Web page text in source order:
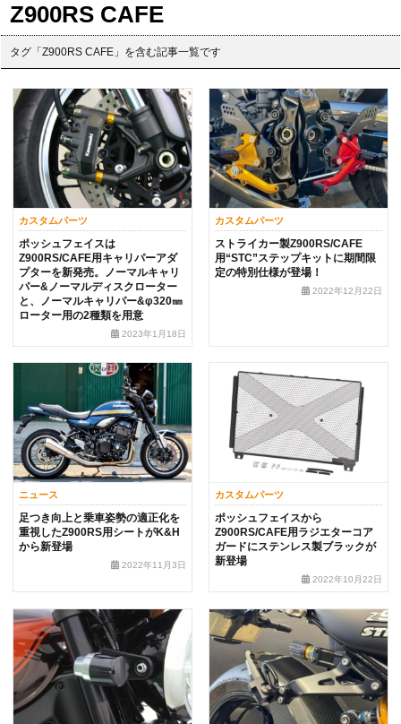
Z900RS CAFE
タグ「Z900RS CAFE」を含む記事一覧です
カスタムパーツ
ポッシュフェイスは
Z900RS/CAFE用キャリパーアダ
プターを新発売。ノーマルキャリ
パー&ノーマルディスクローター
と、ノーマルキャリパー&φ320㎜
ローター用の2種類を用意
2023年1月18日
カスタムパーツ
ストライカー製Z900RS/CAFE
用“STC”ステップキットに期間限
定の特別仕様が登場！
2022年12月22日
ニュース
足つき向上と乗車姿勢の適正化を
重視したZ900RS用シートがK&H
から新登場
2022年11月3日
カスタムパーツ
ポッシュフェイスから
Z900RS/CAFE用ラジエターコア
ガードにステンレス製ブラックが
新登場
2022年10月22日